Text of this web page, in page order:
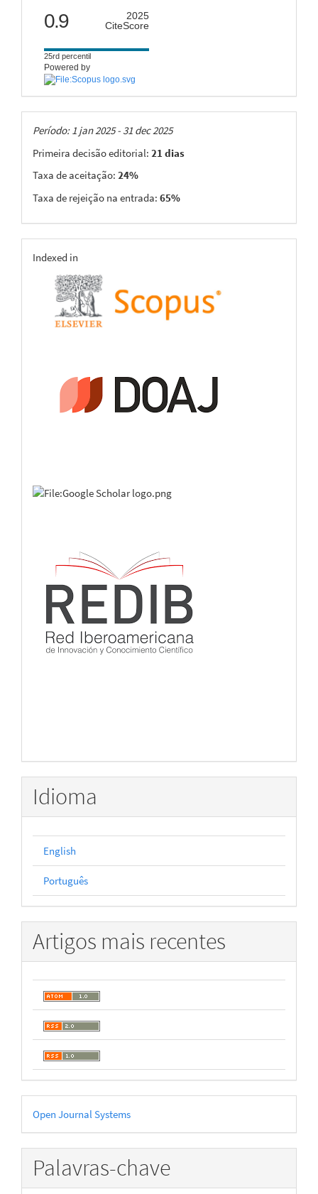
citescore
0.9
2025
CiteScore
25rd percentil
Powered by
Taxas
Período: 1 jan 2025 - 31 dec 2025
Primeira decisão editorial: 21 dias
Taxa de aceitação: 24%
Taxa de rejeição na entrada: 65%
indexing
Indexed in
Idioma
English
Português
Artigos mais recentes
Desenvolvido
por
Open Journal Systems
Palavras-chave